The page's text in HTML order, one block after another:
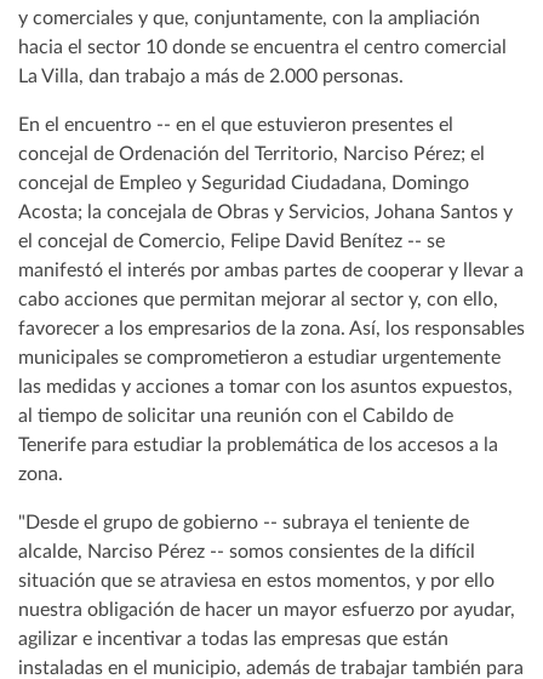
y comerciales y que, conjuntamente, con la ampliación
hacia el sector 10 donde se encuentra el centro comercial
La Villa, dan trabajo a más de 2.000 personas.
En el encuentro -- en el que estuvieron presentes el
concejal de Ordenación del Territorio, Narciso Pérez; el
concejal de Empleo y Seguridad Ciudadana, Domingo
Acosta; la concejala de Obras y Servicios, Johana Santos y
el concejal de Comercio, Felipe David Benítez -- se
manifestó el interés por ambas partes de cooperar y llevar a
cabo acciones que permitan mejorar al sector y, con ello,
favorecer a los empresarios de la zona. Así, los responsables
municipales se comprometieron a estudiar urgentemente
las medidas y acciones a tomar con los asuntos expuestos,
al tiempo de solicitar una reunión con el Cabildo de
Tenerife para estudiar la problemática de los accesos a la
zona.
"Desde el grupo de gobierno -- subraya el teniente de
alcalde, Narciso Pérez -- somos consientes de la difícil
situación que se atraviesa en estos momentos, y por ello
nuestra obligación de hacer un mayor esfuerzo por ayudar,
agilizar e incentivar a todas las empresas que están
instaladas en el municipio, además de trabajar también para